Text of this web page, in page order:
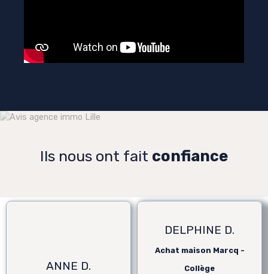
Ils nous ont fait confiance
ANNE D.
DELPHINE D.
Achat maison Marcq -
Collège